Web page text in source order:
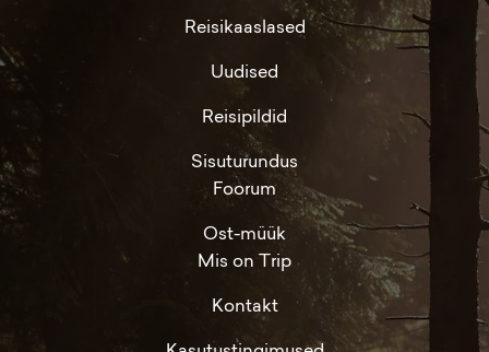
Reisikaaslased
Uudised
Reisipildid
Sisuturundus
Foorum
Ost-müük
Mis on Trip
Kontakt